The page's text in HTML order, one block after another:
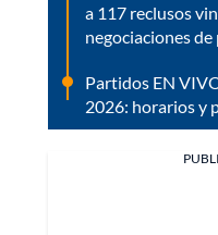
a 117 reclusos
negociaciones de
Partidos EN
2026: horarios y